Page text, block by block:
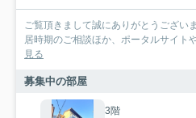
ご覧頂きまして誠にありがとうござい
居時期のご相談ほか、ポータルサイト
見る
募集中の部屋
3階